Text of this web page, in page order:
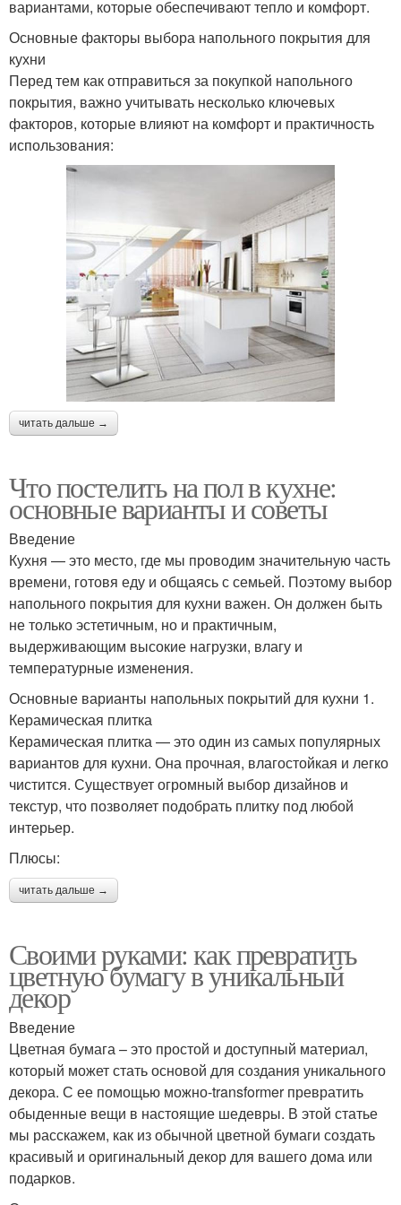
вариантами, которые обеспечивают тепло и комфорт.
Основные факторы выбора напольного покрытия для
кухни
Перед тем как отправиться за покупкой напольного
покрытия, важно учитывать несколько ключевых
факторов, которые влияют на комфорт и практичность
использования:
читать дальше →
Что постелить на пол в кухне:
основные варианты и советы
Введение
Кухня — это место, где мы проводим значительную часть
времени, готовя еду и общаясь с семьей. Поэтому выбор
напольного покрытия для кухни важен. Он должен быть
не только эстетичным, но и практичным,
выдерживающим высокие нагрузки, влагу и
температурные изменения.
Основные варианты напольных покрытий для кухни 1.
Керамическая плитка
Керамическая плитка — это один из самых популярных
вариантов для кухни. Она прочная, влагостойкая и легко
чистится. Существует огромный выбор дизайнов и
текстур, что позволяет подобрать плитку под любой
интерьер.
Плюсы:
читать дальше →
Своими руками: как превратить
цветную бумагу в уникальный
декор
Введение
Цветная бумага – это простой и доступный материал,
который может стать основой для создания уникального
декора. С ее помощью можно-transformer превратить
обыденные вещи в настоящие шедевры. В этой статье
мы расскажем, как из обычной цветной бумаги создать
красивый и оригинальный декор для вашего дома или
подарков.